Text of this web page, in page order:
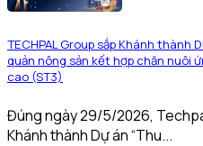
TECHPAL Group sắp Khánh thành
quản nông sản kết hợp chăn nuôi
cao (ST3)
Đúng ngày 29/5/2026,
Khánh thành Dự án “Thu...